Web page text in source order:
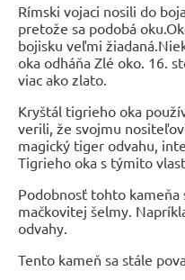
Rímski vojaci nosili do
pretože sa podobá
bojisku veľmi
oka odháňa Zlé oko. 16.
viac ako zlato.
Kryštál tigrieho oka
verili, že svojmu
magický tiger odvahu,
Tigrieho oka s týmito
Podobnosť tohto kameňa
mačkovitej šelmy.
odvahy.
Tento kameň sa stále